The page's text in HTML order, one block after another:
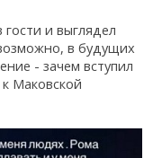
и выглядел
в будущих
- зачем вступил
Маковской